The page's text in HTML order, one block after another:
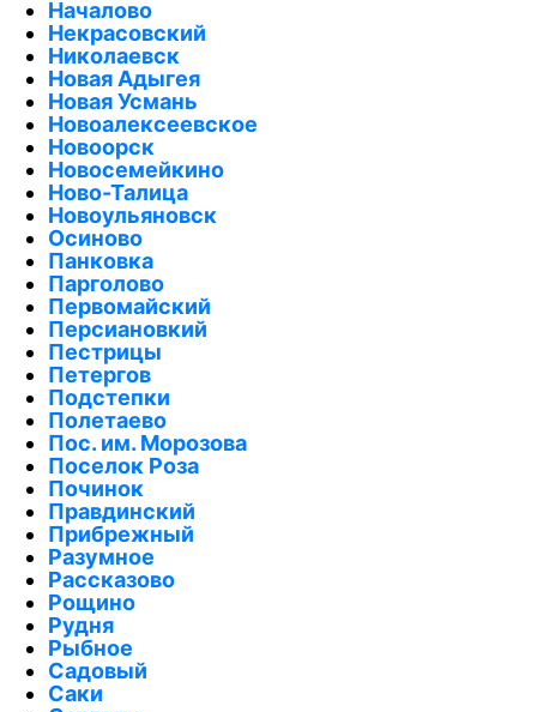
Началово
Некрасовский
Николаевск
Новая Адыгея
Новая Усмань
Новоалексеевское
Новоорск
Новосемейкино
Ново-Талица
Новоульяновск
Осиново
Панковка
Парголово
Первомайский
Персиановкий
Пестрицы
Петергов
Подстепки
Полетаево
Пос. им. Морозова
Поселок Роза
Починок
Правдинский
Прибрежный
Разумное
Рассказово
Рощино
Рудня
Рыбное
Садовый
Саки